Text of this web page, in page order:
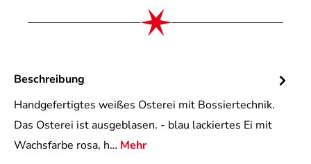
Beschreibung
Handgefertigtes weißes Osterei mit Bossiertechnik.
Das Osterei ist ausgeblasen. - blau lackiertes Ei mit
Wachsfarbe rosa, h… Mehr